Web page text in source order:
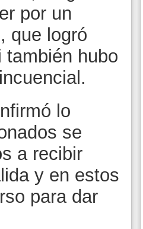
por un
que logró
hubo
lo
se
a recibir
y en estos
para dar